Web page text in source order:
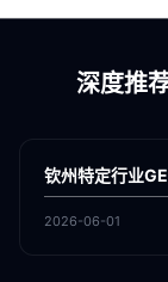
深度推
GEO
钦州特定行业
2026-06-01